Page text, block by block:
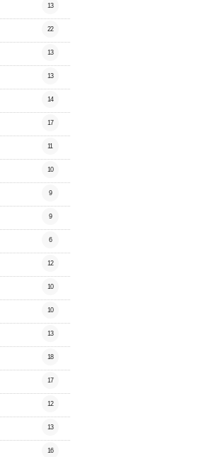
13
22
13
13
14
17
11
10
9
9
6
12
10
10
13
18
17
12
13
16